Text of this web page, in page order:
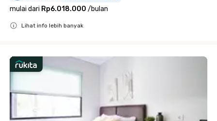
mulai dari Rp6.018.000 /bulan
Lihat info lebih banyak